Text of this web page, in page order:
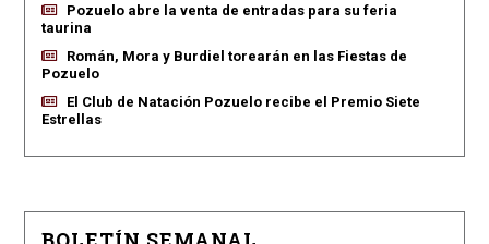
Pozuelo abre la venta de entradas para su feria
taurina
Román, Mora y Burdiel torearán en las Fiestas de
Pozuelo
El Club de Natación Pozuelo recibe el Premio Siete
Estrellas